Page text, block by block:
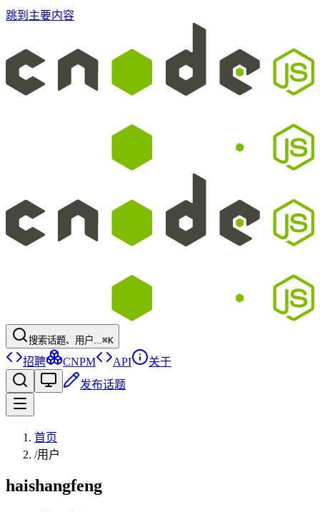
跳到主要内容
搜索话题、用户...⌘K
招聘 CNPM API
关于
发布话题
首页
/用户
haishangfeng